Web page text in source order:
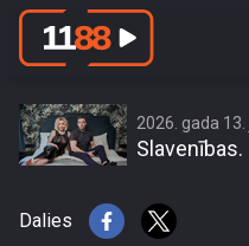
Margarita
2026. gada
Dalies